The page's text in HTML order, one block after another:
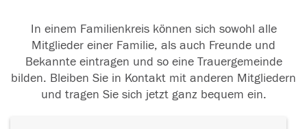
In einem Familienkreis können sich sowohl alle
Mitglieder einer Familie, als auch Freunde und
Bekannte eintragen und so eine Trauergemeinde
bilden. Bleiben Sie in Kontakt mit anderen Mitgliedern
und tragen Sie sich jetzt ganz bequem ein.